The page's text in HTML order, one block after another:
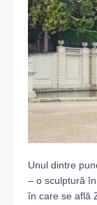
Unul dintre
– o sculptură
în care se află